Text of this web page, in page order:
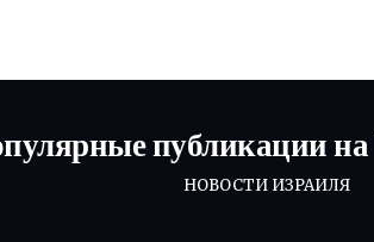
публикации на
НОВОСТИ ИЗРАИЛЯ